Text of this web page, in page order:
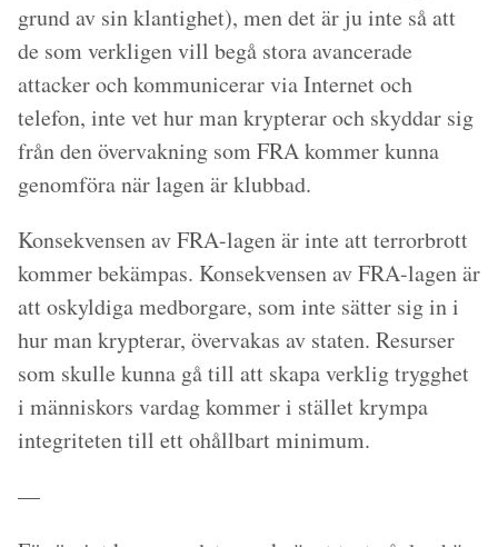
grund av sin klantighet), men det är ju inte så att
de som verkligen vill begå stora avancerade
attacker och kommunicerar via Internet och
telefon, inte vet hur man krypterar och skyddar sig
från den övervakning som FRA kommer kunna
genomföra när lagen är klubbad.
Konsekvensen av FRA-lagen är inte att terrorbrott
kommer bekämpas. Konsekvensen av FRA-lagen är
att oskyldiga medborgare, som inte sätter sig in i
hur man krypterar, övervakas av staten. Resurser
som skulle kunna gå till att skapa verklig trygghet
i människors vardag kommer i stället krympa
integriteten till ett ohållbart minimum.
—